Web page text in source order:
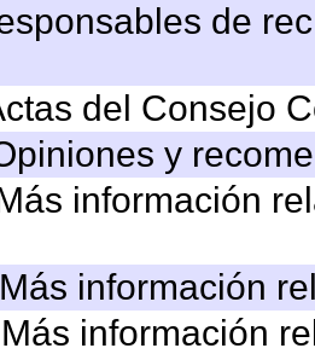
de
del Consejo
y
información
información
información